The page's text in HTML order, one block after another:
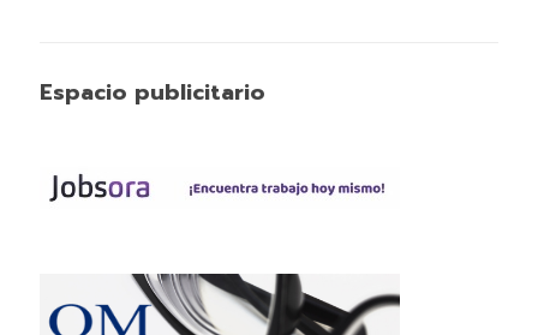
Espacio publicitario